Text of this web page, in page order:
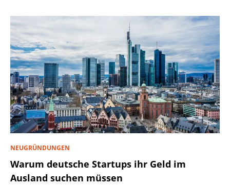
NEUGRÜNDUNGEN
Warum deutsche Startups ihr Geld im
Ausland suchen müssen